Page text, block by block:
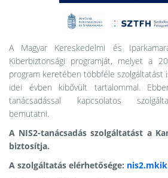
A Magyar Kereskedelmi és
Kiberbiztonsági programját, melyet a
program keretében többféle szolgáltatást
idei évben kibővült tartalommal.
tanácsadással kapcsolatos
bemutatni.
A NIS2-tanácsadás szolgáltatást a
biztosítja.
A szolgáltatás elérhetősége: